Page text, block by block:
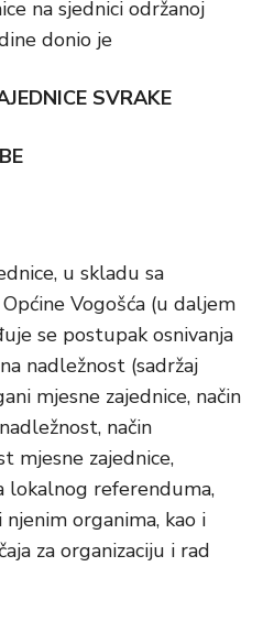
na sjednici održanoj
donio je
SVRAKE
u skladu sa
Vogošća (u daljem
se postupak osnivanja
nadležnost (sadržaj
mjesne zajednice, način
način
mjesne zajednice,
lokalnog referenduma,
organima, kao i
za organizaciju i rad